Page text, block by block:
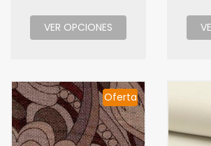
VER OPCIONES
Oferta